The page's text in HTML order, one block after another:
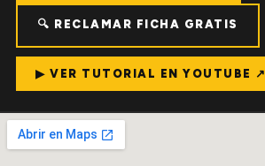
🔍 RECLAMAR FICHA GRATIS
▶ VER TUTORIAL EN YOUTUBE ↗